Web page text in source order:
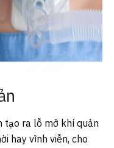
tạo ra lỗ mở khí quản
hay vĩnh viễn, cho